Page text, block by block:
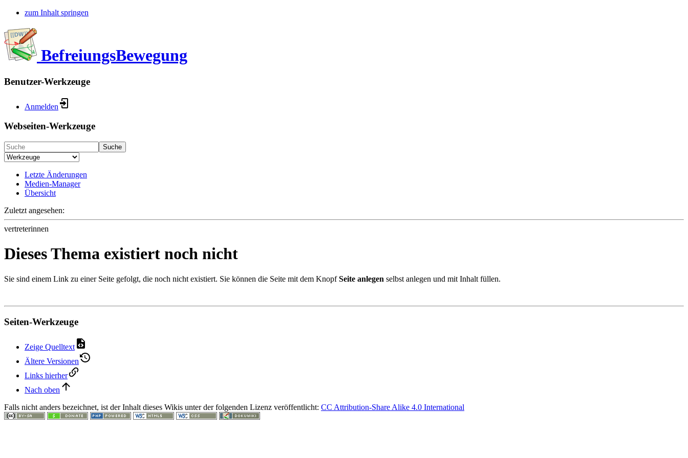
zum Inhalt springen
BefreiungsBewegung
Benutzer-Werkzeuge
Anmelden
Webseiten-Werkzeuge
Suche
Letzte Änderungen
Medien-Manager
Übersicht
Zuletzt angesehen:
vertreterinnen
Dieses Thema existiert noch nicht
Sie sind einem Link zu einer Seite gefolgt, die noch nicht existiert. Sie können die Seite mit dem KnopfSeite anlegen selbst anlegen und mit Inhalt füllen.
Seiten-Werkzeuge
Zeige Quelltext
Ältere Versionen
Links hierher
Nach oben
Falls nicht anders bezeichnet, ist der Inhalt dieses Wikis unter der folgenden Lizenz veröffentlicht: CC Attribution-Share Alike 4.0 International